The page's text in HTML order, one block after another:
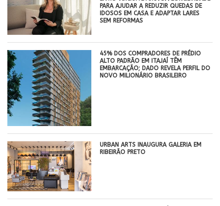
PARA AJUDAR A REDUZIR QUEDAS DE
IDOSOS EM CASA E ADAPTAR LARES
SEM REFORMAS
45% DOS COMPRADORES DE PRÉDIO
ALTO PADRÃO EM ITAJAÍ TÊM
EMBARCAÇÃO; DADO REVELA PERFIL DO
NOVO MILIONÁRIO BRASILEIRO
​URBAN ARTS INAUGURA GALERIA EM
RIBEIRÃO PRETO